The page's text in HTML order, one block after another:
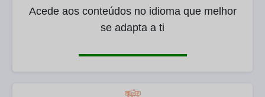
Acede aos conteúdos no idioma que melhor
se adapta a ti